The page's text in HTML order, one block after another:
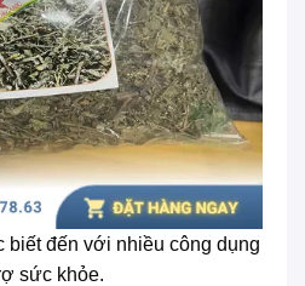
biết đến với nhiều công dụng
sức khỏe.